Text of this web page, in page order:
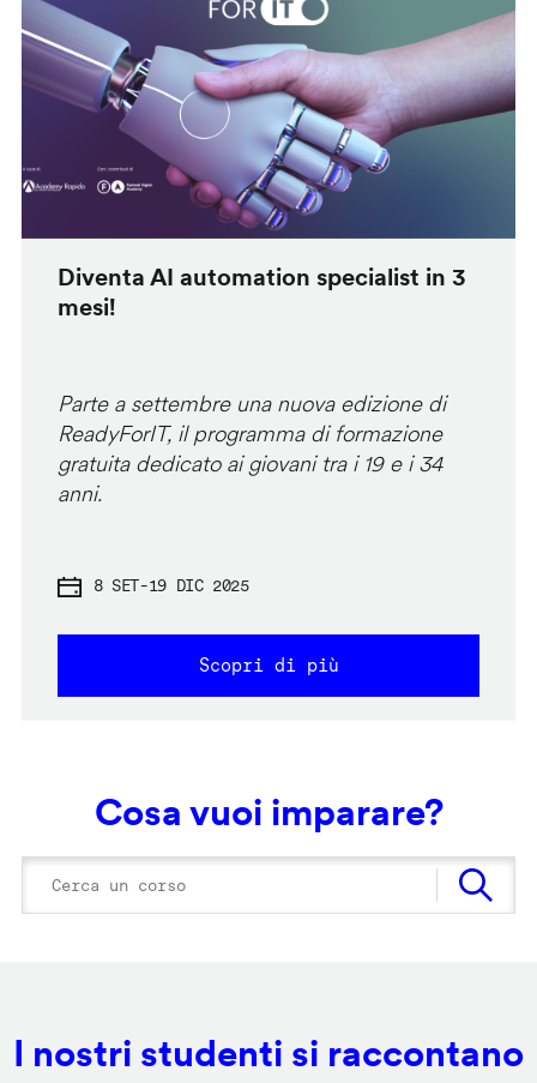
Diventa AI automation specialist in 3
mesi!
Parte a settembre una nuova edizione di
ReadyForIT, il programma di formazione
gratuita dedicato ai giovani tra i 19 e i 34
anni.
8 SET-19 DIC 2025
Scopri di più
Cosa vuoi imparare?
I nostri studenti si raccontano